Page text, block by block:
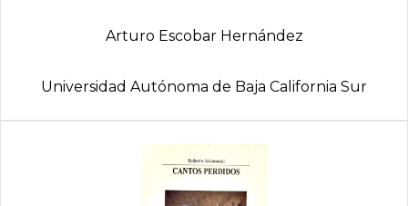
Arturo Escobar Hernández
Universidad Autónoma de Baja California Sur